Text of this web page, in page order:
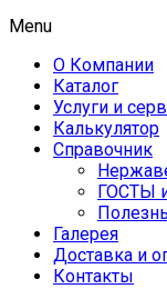
Menu
О Компании
Каталог
Услуги и
Калькулятор
Справочник
ГОСТЫ
Галерея
Доставка и
Контакты